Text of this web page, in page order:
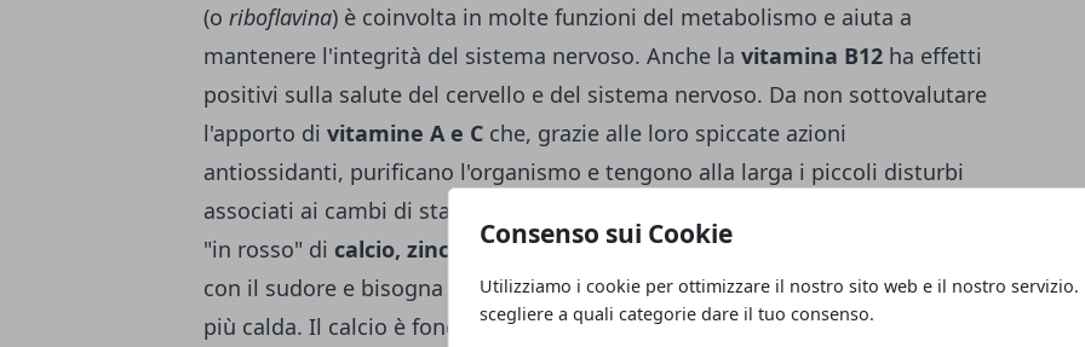
Consenso sui Cookie
Utilizziamo i cookie per ottimizzare il nostro sito web e il nostro servizio.
scegliere a quali categorie dare il tuo consenso.
(o riboflavina) è coinvolta in molte funzioni del metabolismo e aiuta a
mantenere l'integrità del sistema nervoso. Anche la vitamina B12 ha effetti
positivi sulla salute del cervello e del sistema nervoso. Da non sottovalutare
l'apporto di vitamine A e C che, grazie alle loro spiccate azioni
antiossidanti, purificano l'organismo e tengono alla larga i piccoli disturbi
associati ai cambi di stagione. Infine i sali: in primavera è bene non andare
"in rosso" di calcio, zinco, ferro e magnesio. Questi minerali se ne vanno
con il sudore e bisogna prestare attenzione quando la temperatura diventa
più calda. Il calcio è fondamentale per il buon funzionamento dei muscoli,